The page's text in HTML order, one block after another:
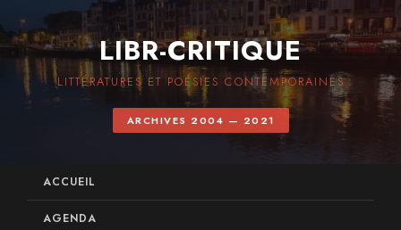
LIBR-CRITIQUE
LITTÉRATURES ET POÉSIES CONTEMPORAINES
ARCHIVES 2004 — 2021
ACCUEIL
AGENDA